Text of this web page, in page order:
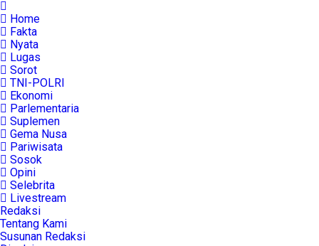
Home
Fakta
Nyata
Lugas
Sorot
TNI-POLRI
Ekonomi
Parlementaria
Suplemen
Gema Nusa
Pariwisata
Sosok
Opini
Selebrita
Livestream
Redaksi
Tentang Kami
Susunan Redaksi